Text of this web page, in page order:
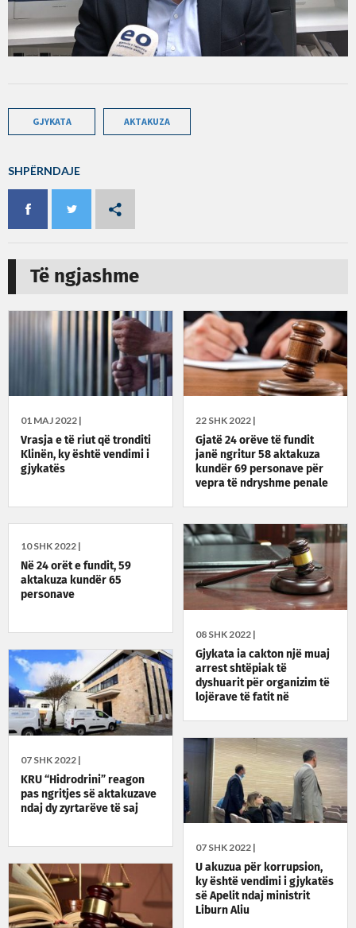
GJYKATA AKTAKUZA
SHPËRNDAJE
Të ngjashme
01 MAJ 2022 |
Vrasja e të riut që tronditi
Klinën, ky është vendimi i
gjykatës
22 SHK 2022 |
Gjatë 24 orëve të fundit
janë ngritur 58 aktakuza
kundër 69 personave për
vepra të ndryshme penale
10 SHK 2022 |
Në 24 orët e fundit, 59
aktakuza kundër 65
personave
08 SHK 2022 |
Gjykata ia cakton një muaj
arrest shtëpiak të
dyshuarit për organizim të
lojërave të fatit në
07 SHK 2022 |
KRU “Hidrodrini” reagon
pas ngritjes së aktakuzave
ndaj dy zyrtarëve të saj
07 SHK 2022 |
U akuzua për korrupsion,
ky është vendimi i gjykatës
së Apelit ndaj ministrit
Liburn Aliu